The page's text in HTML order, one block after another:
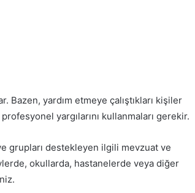
yardım etmeye çalıştıkları kişiler
yargılarını kullanmaları gerekir.
grupları destekleyen ilgili mevzuat ve
okullarda, hastanelerde veya diğer